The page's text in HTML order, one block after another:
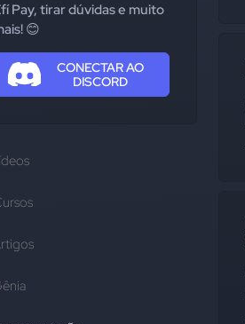
Pay, tirar dúvidas e muito
😊
CONECTAR AO
DISCORD